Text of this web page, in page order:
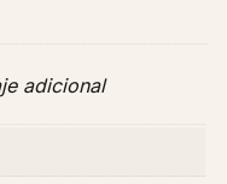
adicional